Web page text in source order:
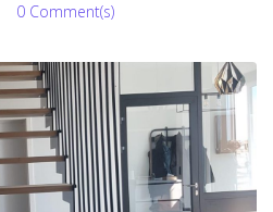
0 Comment(s)